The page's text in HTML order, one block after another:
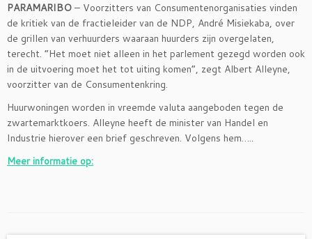
PARAMARIBO – Voorzitters van Consumentenorganisaties vinden
de kritiek van de fractieleider van de NDP, André Misiekaba, over
de grillen van verhuurders waaraan huurders zijn overgelaten,
terecht. “Het moet niet alleen in het parlement gezegd worden ook
in de uitvoering moet het tot uiting komen”, zegt Albert Alleyne,
voorzitter van de Consumentenkring.
Huurwoningen worden in vreemde valuta aangeboden tegen de
zwartemarktkoers. Alleyne heeft de minister van Handel en
Industrie hierover een brief geschreven. Volgens hem…..
Meer informatie op: